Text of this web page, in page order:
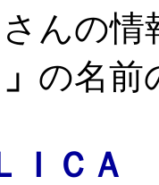
んの
」 の名前
ＩＣＡ